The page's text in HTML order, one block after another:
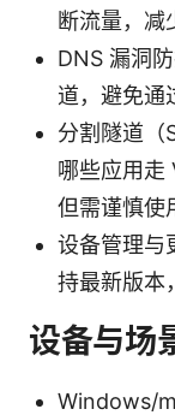
断流量，减
DNS 漏洞
道，避免通
分割隧道（
哪些应用走
但需谨慎使
设备管理与
持最新版本
设备与场
Windows/